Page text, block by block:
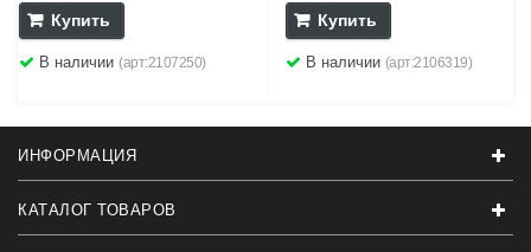
Купить
В наличии (арт:2107250)
Купить
В наличии (арт:2106319)
ИНФОРМАЦИЯ
КАТАЛОГ ТОВАРОВ